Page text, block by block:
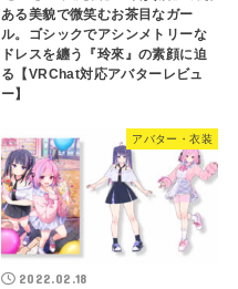
ある美貌で微笑むお茶目なガー
ル。ゴシックでアシンメトリーな
ドレスを纏う『玲來』の素顔に迫
る【VRChat対応アバターレビュ
ー】
アバター・衣装
2022.02.18